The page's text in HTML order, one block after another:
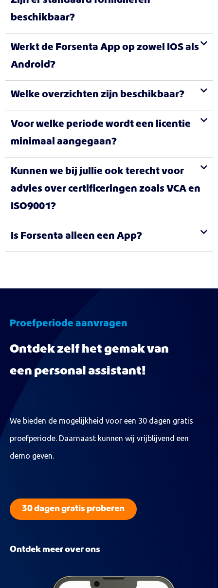
beschikbaar?
Werkt de Forsenta App op zowel IOS als
Android?
Welke overzichten zijn beschikbaar?
Voor welke periode wordt een licentie
minimaal aangegaan?
Kunnen we bij jullie ook terecht voor
advies over certificeringen zoals VCA en
ISO9001?
Is Forsenta alleen een App?
Proefperiode aanvragen
Ontdek zelf het gemak van
een personal assistant!
We bieden de mogelijkheid voor een 30 dagen gratis
proefperiode. Daarnaast kunnen wij vrijblijvend een
demo geven.
30 dagen gratis proberen
Ontdek meer over ons